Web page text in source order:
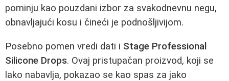
pominju kao pouzdani izbor za svakodnevnu negu,
obnavljajući kosu i čineći je podnošljivijom.
Posebno pomen vredi dati i Stage Professional
Silicone Drops. Ovaj pristupačan proizvod, koji se
lako nabavlja, pokazao se kao spas za jako